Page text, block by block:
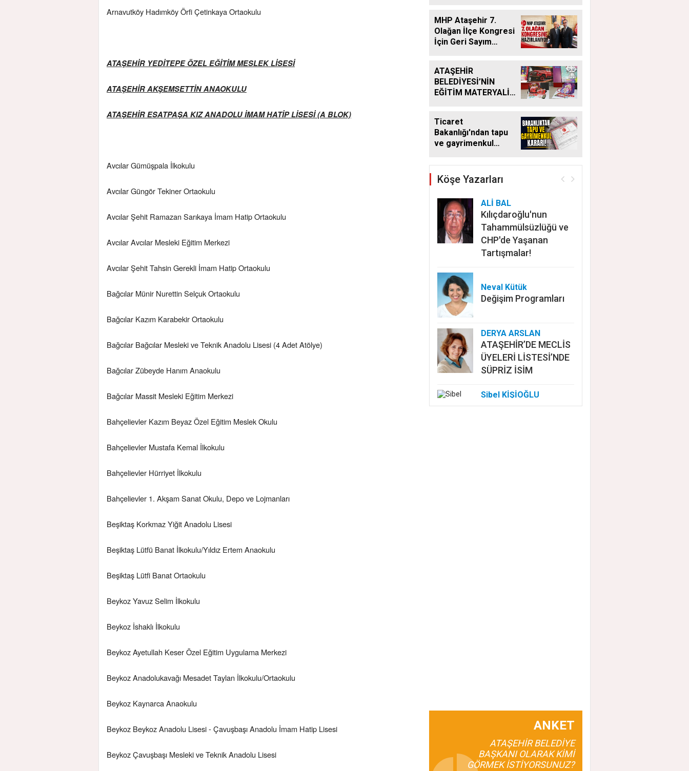
Arnavutköy Hadımköy Örfi Çetinkaya Ortaokulu
ATAŞEHİR YEDİTEPE ÖZEL EĞİTİM MESLEK LİSESİ
ATAŞEHİR AKŞEMSETTİN ANAOKULU
ATAŞEHİR ESATPAŞA KIZ ANADOLU İMAM HATİP LİSESİ (A BLOK)
Avcılar Gümüşpala İlkokulu
Avcılar Güngör Tekiner Ortaokulu
Avcılar Şehit Ramazan Sarıkaya İmam Hatip Ortaokulu
Avcılar Avcılar Mesleki Eğitim Merkezi
Avcılar Şehit Tahsin Gerekli İmam Hatip Ortaokulu
Bağcılar Münir Nurettin Selçuk Ortaokulu
Bağcılar Kazım Karabekir Ortaokulu
Bağcılar Bağcılar Mesleki ve Teknik Anadolu Lisesi (4 Adet Atölye)
Bağcılar Zübeyde Hanım Anaokulu
Bağcılar Massit Mesleki Eğitim Merkezi
Bahçelievler Kazım Beyaz Özel Eğitim Meslek Okulu
Bahçelievler Mustafa Kemal İlkokulu
Bahçelievler Hürriyet İlkokulu
Bahçelievler 1. Akşam Sanat Okulu, Depo ve Lojmanları
Beşiktaş Korkmaz Yiğit Anadolu Lisesi
Beşiktaş Lütfü Banat İlkokulu/Yıldız Ertem Anaokulu
Beşiktaş Lütfi Banat Ortaokulu
Beykoz Yavuz Selim İlkokulu
Beykoz İshaklı İlkokulu
Beykoz Ayetullah Keser Özel Eğitim Uygulama Merkezi
Beykoz Anadolukavağı Mesadet Taylan İlkokulu/Ortaokulu
Beykoz Kaynarca Anaokulu
Beykoz Beykoz Anadolu Lisesi - Çavuşbaşı Anadolu İmam Hatip Lisesi
Beykoz Çavuşbaşı Mesleki ve Teknik Anadolu Lisesi
MHP Ataşehir 7.
Olağan İlçe Kongresi
İçin Geri Sayım
ATAŞEHİR
BELEDİYESİ’NİN
EĞİTİM MATERYALİ
SÜRÜYOR
Ticaret
Bakanlığı'ndan tapu
ve gayrimenkul
atlayan satış
yapamayacak
Köşe Yazarları
ALİ BAL
Kılıçdaroğlu'nun
Tahammülsüzlüğü ve
CHP'de Yaşanan
Tartışmalar!
Neval Kütük
Değişim Programları
DERYA ARSLAN
ATAŞEHİR’DE MECLİS
ÜYELERİ LİSTESİ’NDE
SÜPRİZ İSİM
Sibel KİŞİOĞLU
EUROVISION'DA
ANKET
ATAŞEHİR BELEDİYE
BAŞKANI OLARAK KİMİ
GÖRMEK İSTİYORSUNUZ?